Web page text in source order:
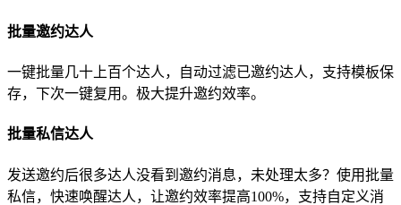
批量邀约达人
一键批量几十上百个达人，自动过滤已邀约达人，支持模板保
存，下次一键复用。极大提升邀约效率。
批量私信达人
发送邀约后很多达人没看到邀约消息，未处理太多？使用批量
私信，快速唤醒达人，让邀约效率提高100%，支持自定义消